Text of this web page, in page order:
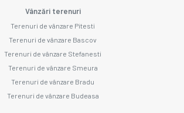
Vânzări terenuri
Terenuri de vânzare Pitesti
Terenuri de vânzare Bascov
Terenuri de vânzare Stefanesti
Terenuri de vânzare Smeura
Terenuri de vânzare Bradu
Terenuri de vânzare Budeasa